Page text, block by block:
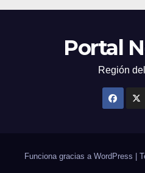
Portal
Región
Funciona gracias a WordPress